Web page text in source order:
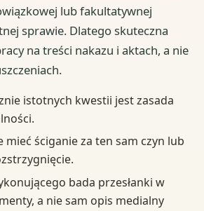
lub fakultatywnej
sprawie. Dlatego skuteczna
na treści nakazu i aktach, a nie
istotnych kwestii jest zasada
mieć ściganie za ten sam czyn lub
bada przesłanki w
a nie sam opis medialny